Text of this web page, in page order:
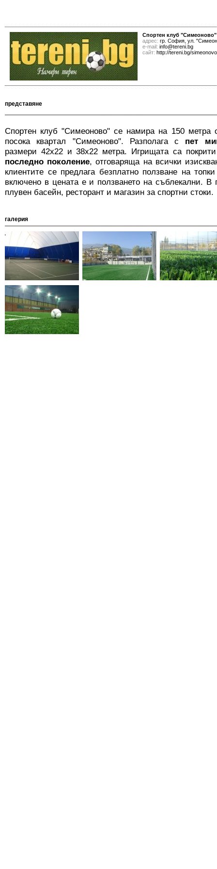
Спортен клуб "Симеоново"
адрес: гр. София, ул.
е-mail: info@tereni.bg
сайт: http://tereni.bg/
представяне
Спортен клуб "Симеоново" се намира на 150 метра
посока квартал "Симеоново". Разполага с пет
размери 42x22 и 38x22 метра. Игрищата са
последно поколение, отговаряща на всички
клиентите се предлага безплатно ползване на
включено в цената е и ползването на съблекални. В
плувен басейн, ресторант и магазин за спортни стоки.
галерия